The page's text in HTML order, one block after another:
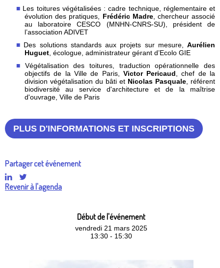
Les toitures végétalisées : cadre technique, réglementaire et
évolution des pratiques, Frédéric Madre, chercheur associé
au laboratoire CESCO (MNHN-CNRS-SU), président de
l’association ADIVET
Des solutions standards aux projets sur mesure, Aurélien
Huguet , écologue, administrateur gérant d’Ecolo GIE
Végétalisation des toitures, traduction opérationnelle des
objectifs de la Ville de Paris, Victor Pericaud , chef de la
division végétalisation du bâti et Nicolas Pasquale , référent
biodiversité au service d'architecture et de la maîtrise
d'ouvrage, Ville de Paris
PLUS D'INFORMATIONS ET INSCRIPTIONS
Partager cet événement
Revenir à l'agenda
Début de l'événement
vendredi 21 mars 2025
13:30 - 15:30